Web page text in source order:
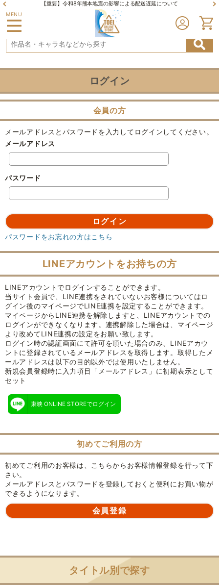
【重要】令和8年熊本地震の影響による配送遅延について
MENU
ログイン
会員の方
メールアドレスとパスワードを入力してログインしてください。
メールアドレス
パスワード
パスワードをお忘れの方はこちら
LINEアカウントをお持ちの方
LINEアカウントでログインすることができます。
当サイト会員で、LINE連携をされていないお客様についてはロ
グイン後のマイページでLINE連携を設定することができます。
マイページからLINE連携を解除しますと、LINEアカウントでの
ログインができなくなります。連携解除した場合は、マイページ
より改めてLINE連携の設定をお願い致します。
ログイン時の認証画面にて許可を頂いた場合のみ、LINEアカウ
ントに登録されているメールアドレスを取得します。取得したメ
ールアドレスは以下の目的以外では使用いたしません。
新規会員登録時に入力項目「メールアドレス」に初期表示として
セット
東映 ONLINE STOREでログイン
初めてご利用の方
初めてご利用のお客様は、こちらからお客様情報登録を行って下
さい。
メールアドレスとパスワードを登録しておくと便利にお買い物が
できるようになります。
タイトル別で探す